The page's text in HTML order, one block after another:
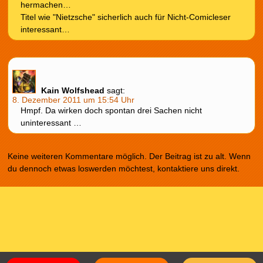
hermachen…
Titel wie "Nietzsche" sicherlich auch für Nicht-Comicleser
interessant…
Kain Wolfshead sagt:
8. Dezember 2011 um 15:54 Uhr
Hmpf. Da wirken doch spontan drei Sachen nicht
uninteressant …
Keine weiteren Kommentare möglich. Der Beitrag ist zu alt. Wenn
du dennoch etwas loswerden möchtest, kontaktiere uns direkt.